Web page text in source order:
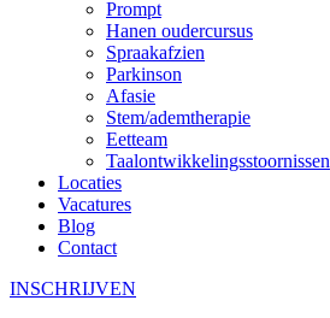
Prompt
Hanen oudercursus
Spraakafzien
Parkinson
Afasie
Stem/ademtherapie
Eetteam
Taalontwikkelingsstoornissen
Locaties
Vacatures
Blog
Contact
INSCHRIJVEN